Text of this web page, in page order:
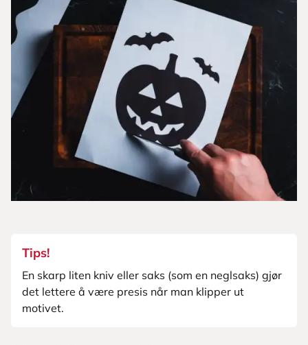
Tips!
En skarp liten kniv eller saks (som en neglsaks) gjør
det lettere å være presis når man klipper ut
motivet.